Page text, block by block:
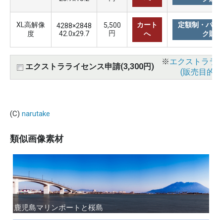
XL高解像
度
4288×2848
42.0x29.7
5,500
円
カート
へ
定額制・バリ
ク購
エクストラライセンス申請(3,300円)
※エクストララ
(販売目的
(C) narutake
類似画像素材
鹿児島マリンポートと桜島
鹿児島マリンポートと桜島